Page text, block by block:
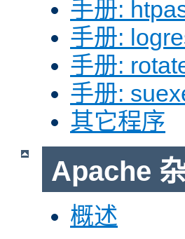
手册:
手册:
手册:
手册:
其它程序
Apache
概述